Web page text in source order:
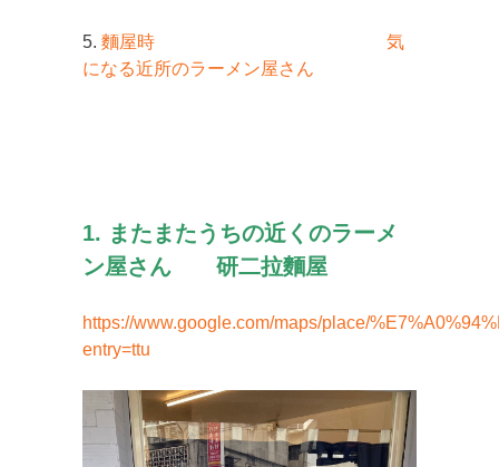
5. 麵屋時 気
になる近所のラーメン屋さん
1. またまたうちの近くのラーメ
ン屋さん 研二拉麵屋
https://www.google.com/maps/place/
entry=ttu